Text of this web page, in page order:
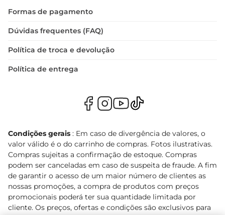
Formas de pagamento
Dúvidas frequentes (FAQ)
Política de troca e devolução
Política de entrega
Condições gerais : Em caso de divergência de valores, o
valor válido é o do carrinho de compras. Fotos ilustrativas.
Compras sujeitas a confirmação de estoque. Compras
podem ser canceladas em caso de suspeita de fraude. A fim
de garantir o acesso de um maior número de clientes as
nossas promoções, a compra de produtos com preços
promocionais poderá ter sua quantidade limitada por
cliente. Os preços, ofertas e condições são exclusivos para